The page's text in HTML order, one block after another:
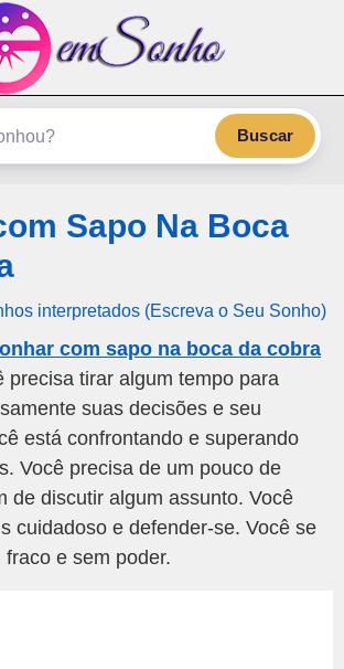
mais
Buscar
Sapo Na Boca
interpretados (Escreva o Seu Sonho)
com sapo na boca da cobra
precisa tirar algum tempo para
suas decisões e seu
está confrontando e superando
Você precisa de um pouco de
de discutir algum assunto. Você
cuidadoso e defender-se. Você se
e sem poder.